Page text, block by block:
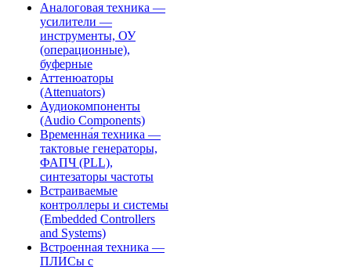
Аналоговая техника —
усилители —
инструменты, ОУ
(операционные),
буферные
Аттенюаторы
(Attenuators)
Аудиокомпоненты
(Audio Components)
Временна́я техника —
тактовые генераторы,
ФАПЧ (PLL),
синтезаторы частоты
Встраиваемые
контроллеры и системы
(Embedded Controllers
and Systems)
Встроенная техника —
ПЛИСы с